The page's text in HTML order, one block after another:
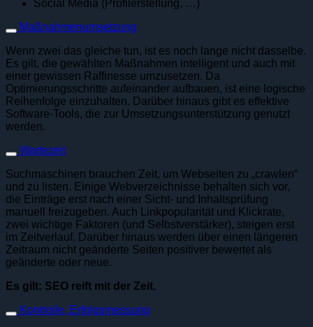
Social Media (Profilerstellung, …)
Maßnahmenumsetzung
Wenn zwei das gleiche tun, ist es noch lange nicht dasselbe.
Es gilt, die gewählten Maßnahmen intelligent und auch mit
einer gewissen Raffinesse umzusetzen. Da
Optimierungsschritte aufeinander aufbauen, ist eine logische
Reihenfolge einzuhalten. Darüber hinaus gibt es effektive
Software-Tools, die zur Umsetzungsunterstützung genutzt
werden.
Wartezeit
Suchmaschinen brauchen Zeit, um Webseiten zu „crawlen“
und zu listen. Einige Webverzeichnisse behalten sich vor,
die Einträge erst nach einer Sicht- und Inhaltsprüfung
manuell freizugeben. Auch Linkpopularität und Klickrate,
zwei wichtige Faktoren (und Selbstverstärker), steigen erst
im Zeitverlauf. Darüber hinaus werden über einen längeren
Zeitraum nicht geänderte Seiten positiver bewertet als
geänderte oder neue.
Es gilt: SEO reift mit der Zeit.
Kontrolle, Erfolgsmessung